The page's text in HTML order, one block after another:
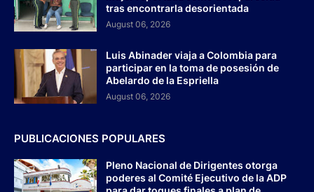
tras encontrarla desorientada
August 06, 2026
Luis Abinader viaja a Colombia para
participar en la toma de posesión de
Abelardo de la Espriella
August 06, 2026
PUBLICACIONES POPULARES
Pleno Nacional de Dirigentes otorga
poderes al Comité Ejecutivo de la ADP